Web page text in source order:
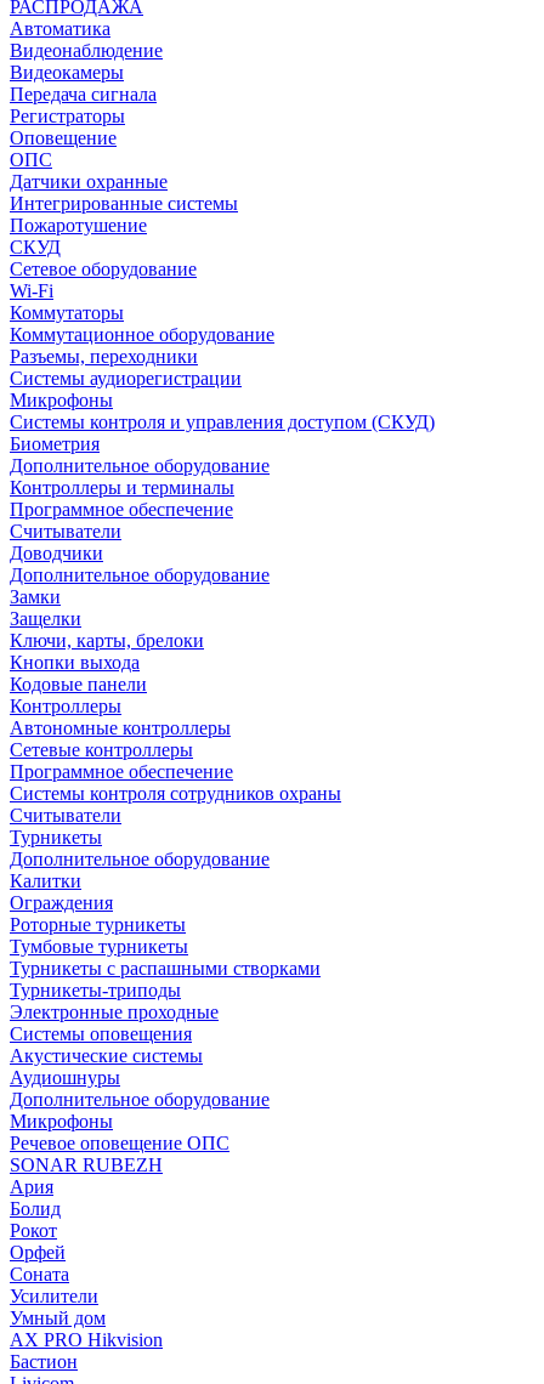
РАСПРОДАЖА
Автоматика
Видеонаблюдение
Видеокамеры
Передача сигнала
Регистраторы
Оповещение
ОПС
Датчики охранные
Интегрированные системы
Пожаротушение
СКУД
Сетевое оборудование
Wi-Fi
Коммутаторы
Коммутационное оборудование
Разъемы, переходники
Системы аудиорегистрации
Микрофоны
Системы контроля и управления доступом (СКУД)
Биометрия
Дополнительное оборудование
Контроллеры и терминалы
Программное обеспечение
Считыватели
Доводчики
Дополнительное оборудование
Замки
Защелки
Ключи, карты, брелоки
Кнопки выхода
Кодовые панели
Контроллеры
Автономные контроллеры
Сетевые контроллеры
Программное обеспечение
Системы контроля сотрудников охраны
Считыватели
Турникеты
Дополнительное оборудование
Калитки
Ограждения
Роторные турникеты
Тумбовые турникеты
Турникеты с распашными створками
Турникеты-триподы
Электронные проходные
Системы оповещения
Акустические системы
Аудиошнуры
Дополнительное оборудование
Микрофоны
Речевое оповещение ОПС
SONAR RUBEZH
Ария
Болид
Рокот
Орфей
Соната
Усилители
Умный дом
AX PRO Hikvision
Бастион